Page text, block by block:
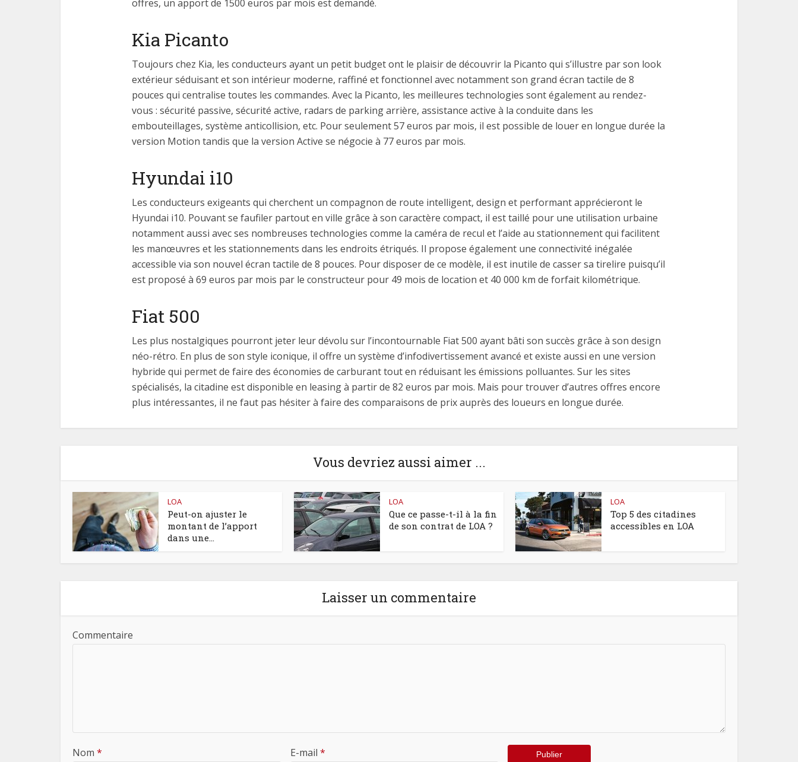
offres, un apport de 1500 euros par mois est demandé.
Kia Picanto
Toujours chez Kia, les conducteurs ayant un petit budget ont le plaisir de découvrir la Picanto qui s’illustre par son look
extérieur séduisant et son intérieur moderne, raffiné et fonctionnel avec notamment son grand écran tactile de 8
pouces qui centralise toutes les commandes. Avec la Picanto, les meilleures technologies sont également au rendez-
vous : sécurité passive, sécurité active, radars de parking arrière, assistance active à la conduite dans les
embouteillages, système anticollision, etc. Pour seulement 57 euros par mois, il est possible de louer en longue durée la
version Motion tandis que la version Active se négocie à 77 euros par mois.
Hyundai i10
Les conducteurs exigeants qui cherchent un compagnon de route intelligent, design et performant apprécieront le
Hyundai i10. Pouvant se faufiler partout en ville grâce à son caractère compact, il est taillé pour une utilisation urbaine
notamment aussi avec ses nombreuses technologies comme la caméra de recul et l’aide au stationnement qui facilitent
les manœuvres et les stationnements dans les endroits étriqués. Il propose également une connectivité inégalée
accessible via son nouvel écran tactile de 8 pouces. Pour disposer de ce modèle, il est inutile de casser sa tirelire puisqu’il
est proposé à 69 euros par mois par le constructeur pour 49 mois de location et 40 000 km de forfait kilométrique.
Fiat 500
Les plus nostalgiques pourront jeter leur dévolu sur l’incontournable Fiat 500 ayant bâti son succès grâce à son design
néo-rétro. En plus de son style iconique, il offre un système d’infodivertissement avancé et existe aussi en une version
hybride qui permet de faire des économies de carburant tout en réduisant les émissions polluantes. Sur les sites
spécialisés, la citadine est disponible en leasing à partir de 82 euros par mois. Mais pour trouver d’autres offres encore
plus intéressantes, il ne faut pas hésiter à faire des comparaisons de prix auprès des loueurs en longue durée.
Vous devriez aussi aimer ...
LOA
Peut-on ajuster le
montant de l’apport
dans une...
LOA
Que ce passe-t-il à la fin
de son contrat de LOA ?
LOA
Top 5 des citadines
accessibles en LOA
Laisser un commentaire
Commentaire
Nom * E-mail *